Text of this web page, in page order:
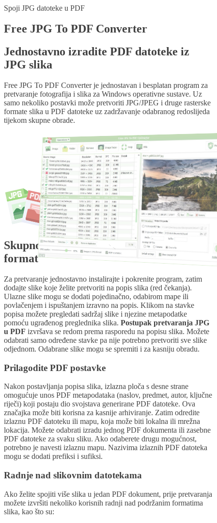
Spoji JPG datoteke u PDF
Free JPG To PDF Converter
Jednostavno izradite PDF datoteke iz
JPG slika
Free JPG To PDF Converter je jednostavan i besplatan program za
pretvaranje fotografija i slika za Windows operativne sustave. Uz
samo nekoliko postavki može pretvoriti JPG/JPEG i druge rasterske
formate slika u PDF datoteke uz zadržavanje odabranog redoslijeda
tijekom skupne obrade.
Skupno pretvaranje JPG slika u PDF
format
Za pretvaranje jednostavno instalirajte i pokrenite program, zatim
dodajte slike koje želite pretvoriti na popis slika (red čekanja).
Ulazne slike mogu se dodati pojedinačno, odabirom mape ili
povlačenjem i ispuštanjem izravno na popis. Klikom na stavke
popisa možete pregledati sadržaj slike i njezine metapodatke
pomoću ugrađenog preglednika slika. Postupak pretvaranja JPG
u PDF izvršava se redom prema rasporedu na popisu slika. Možete
odabrati samo određene stavke pa nije potrebno pretvoriti sve slike
odjednom. Odabrane slike mogu se spremiti i za kasniju obradu.
Prilagodite PDF postavke
Nakon postavljanja popisa slika, izlazna ploča s desne strane
omogućuje unos PDF metapodataka (naslov, predmet, autor, ključne
riječi) koji postaju dio svojstava generirane PDF datoteke. Ova
značajka može biti korisna za kasnije arhiviranje. Zatim odredite
izlaznu PDF datoteku ili mapu, koja može biti lokalna ili mrežna
lokacija. Možete odabrati izradu jednog PDF dokumenta ili zasebne
PDF datoteke za svaku sliku. Ako odaberete drugu mogućnost,
potrebno je navesti izlaznu mapu. Nazivima izlaznih PDF datoteka
mogu se dodati prefiksi i sufiksi.
Radnje nad slikovnim datotekama
Ako želite spojiti više slika u jedan PDF dokument, prije pretvaranja
možete izvršiti nekoliko korisnih radnji nad podržanim formatima
slika, kao što su: